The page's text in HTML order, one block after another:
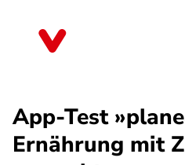
App-Test
Ernährung mit